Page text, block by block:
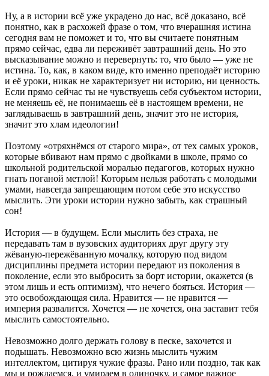
Ну, а в истории всё уже украдено до нас, всё доказано, всё
понятно, как в расхожей фразе о том, что вчерашняя истина
сегодня вам не поможет и то, что вы считаете понятным
прямо сейчас, едва ли переживёт завтрашний день. Но это
высказывание можно и перевернуть: то, что было — уже не
истина. То, как, в каком виде, кто именно преподаёт историю
и её уроки, никак не характеризует ни историю, ни ценность.
Если прямо сейчас ты не чувствуешь себя субъектом истории,
не меняешь её, не понимаешь её в настоящем времени, не
заглядываешь в завтрашний день, значит это не история,
значит это хлам идеологии!
Поэтому «отряхнёмся от старого мира», от тех самых уроков,
которые вбивают нам прямо с двойками в школе, прямо со
школьной родительской моралью педагогов, которых нужно
гнать поганой метлой! Которым нельзя работать с молодыми
умами, навсегда запрещающим потом себе это искусство
мыслить. Эти уроки истории нужно забыть, как страшный
сон!
История — в будущем. Если мыслить без страха, не
передавать там в вузовских аудиториях друг другу эту
жёваную-пережёванную мочалку, которую под видом
дисциплины предмета истории передают из поколения в
поколение, если это выбросить за борт истории, окажется (в
этом лишь и есть оптимизм), что нечего бояться. История —
это освобождающая сила. Нравится — не нравится —
империя развалится. Хочется — не хочется, она заставит тебя
мыслить самостоятельно.
Невозможно долго держать голову в песке, захочется и
подышать. Невозможно всю жизнь мыслить чужим
интеллектом, цитируя чужие фразы. Рано или поздно, так как
мы и рождаемся, и умираем в одиночку, и самое важное